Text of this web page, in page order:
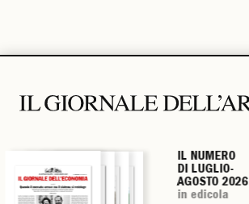
IL NUMERO
DI LUGLIO-
AGOSTO 2026
in edicola
IL NUMERO
DI LUGLIO-
AGOSTO 2026
in edicola
IL NUMERO
DI LUGLIO-
AGOSTO 2026
in edicola
IL NUMERO
DI LUGLIO-
AGOSTO 2026
in edicola